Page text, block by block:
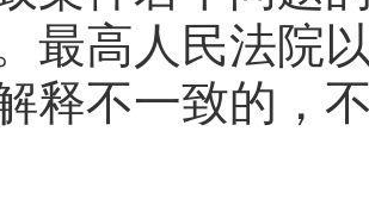
最高人民法院
释不一致的，